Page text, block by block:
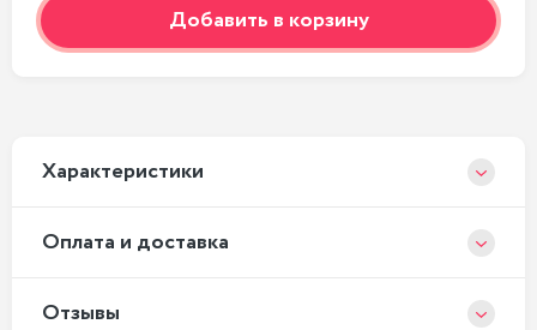
Добавить в корзину
Xарактеристики
Оплата и доставка
Отзывы